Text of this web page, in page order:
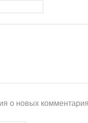
о новых